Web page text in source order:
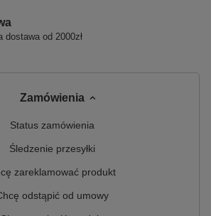
dostawa od 2000zł
Zamówienia
Status zamówienia
Śledzenie przesyłki
zareklamować produkt
odstąpić od umowy